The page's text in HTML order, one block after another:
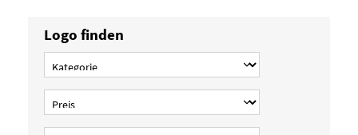
Logo finden